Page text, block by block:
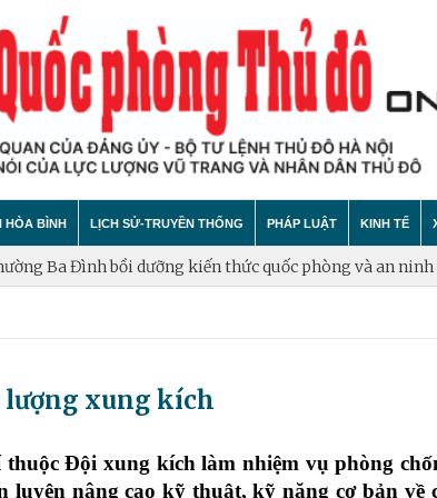
HÒA BÌNH
mưu diễn biến hòa bình
LỊCH SỬ-TRUYỀN THỐNG
Lịch sử LLVT nhân dân Thủ đô Hà Nội
Thông Tin Liệt Sĩ
PHÁP LUẬT
Tìm hiểu chính sách
KINH TẾ
Vấn đề
Hội nhập
dưỡng kiến thức quốc phòng và an ninh đối tượng 4
lượng xung kích
Đội xung kích làm nhiệm vụ phòng
nâng cao kỹ thuật, kỹ năng cơ bản về